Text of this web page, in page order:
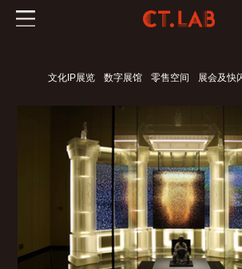
文化IP展览 数字展馆 零售空间 展会及快